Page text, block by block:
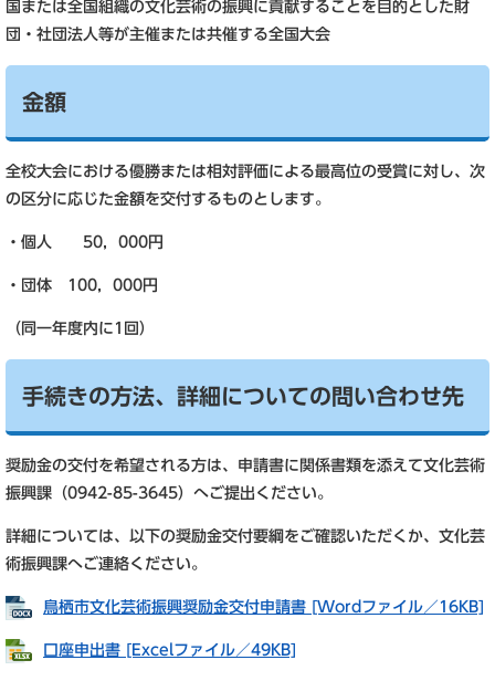
国または全国組織の文化芸術の振興に貢献することを目的とした財
団・社団法人等が主催または共催する全国大会
金額
全校大会における優勝または相対評価による最高位の受賞に対し、次
の区分に応じた金額を交付するものとします。
・個人 50，000円
・団体 100，000円
（同一年度内に1回）
手続きの方法、詳細についての問い合わせ先
奨励金の交付を希望される方は、申請書に関係書類を添えて文化芸術
振興課（0942-85-3645）へご提出ください。
詳細については、以下の奨励金交付要綱をご確認いただくか、文化芸
術振興課へご連絡ください。
鳥栖市文化芸術振興奨励金交付申請書 [Wordファイル／16KB]
口座申出書 [Excelファイル／49KB]